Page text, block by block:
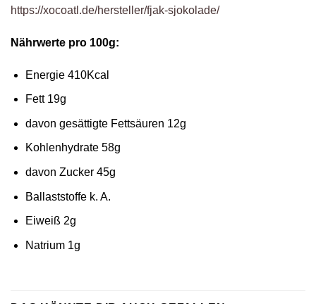
https://xocoatl.de/hersteller/fjak-sjokolade/
Nährwerte pro 100g:
Energie 410Kcal
Fett 19g
davon gesättigte Fettsäuren 12g
Kohlenhydrate 58g
davon Zucker 45g
Ballaststoffe k. A.
Eiweiß 2g
Natrium 1g